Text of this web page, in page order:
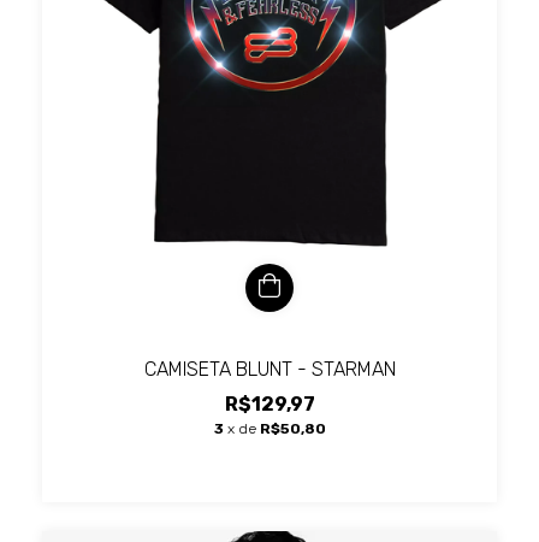
CAMISETA BLUNT - STARMAN
R$129,97
3 x de R$50,80